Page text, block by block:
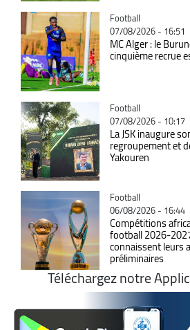
Catégorie
Football
07/08/2026 - 16:51
MC Alger : le
cinquième recrue
Catégorie
Football
07/08/2026 - 10:17
La JSK inaugure
regroupement et
Yakouren
Catégorie
Football
06/08/2026 - 16:44
Compétitions
football 2026-
connaissent leurs
préliminaires
Téléchargez notre